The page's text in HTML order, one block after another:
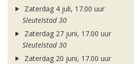
Zaterdag 4 juli, 17.00 uur
Sleutelstad 30
Zaterdag 27 juni, 17.00 uur
Sleutelstad 30
Zaterdag 20 juni, 17.00 uur